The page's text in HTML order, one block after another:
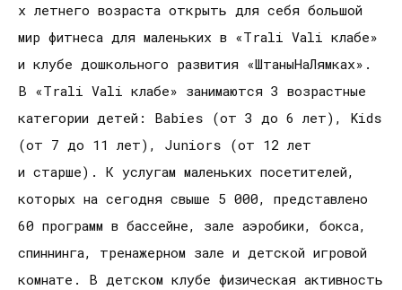
х летнего возраста открыть для себя большой
мир фитнеса для маленьких в «Trali Vali клабе»
и клубе дошкольного развития «ШтаныНаЛямках».
В «Trali Vali клабе» занимаются 3 возрастные
категории детей: Babies (от 3 до 6 лет), Kids
(от 7 до 11 лет), Juniors (от 12 лет
и старше). К услугам маленьких посетителей,
которых на сегодня свыше 5 000, представлено
60 программ в бассейне, зале аэробики, бокса,
спиннинга, тренажерном зале и детской игровой
комнате. В детском клубе физическая активность